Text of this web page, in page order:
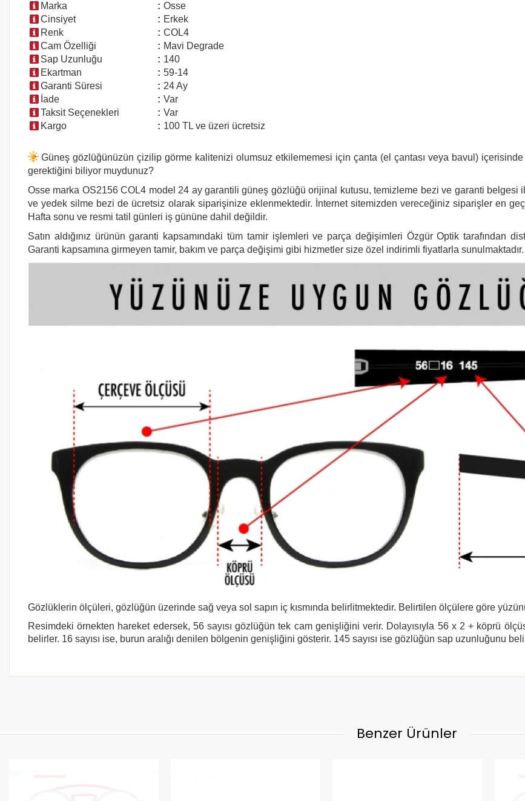
Marka
: Osse
Cinsiyet
: Erkek
Renk
: COL4
Cam Özelliği
: Mavi Degrade
Sap Uzunluğu
: 140
Ekartman
: 59-14
Garanti Süresi
: 24 Ay
İade
: Var
Taksit Seçenekleri
: Var
Kargo
: 100 TL ve üzeri ücretsiz
Güneş gözlüğünüzün çizilip görme kalitenizi olumsuz etkilememesi için çanta (el çantası veya bavul) içerisinde
gerektiğini biliyor muydunuz?
Osse marka OS2156 COL4 model 24 ay garantili güneş gözlüğü orijinal kutusu, temizleme bezi ve garanti belgesi
ve yedek silme bezi de ücretsiz olarak siparişinize eklenmektedir. İnternet sitemizden vereceğiniz siparişler en
Hafta sonu ve resmi tatil günleri iş gününe dahil değildir.
Satın aldığınız ürünün garanti kapsamındaki tüm tamir işlemleri ve parça değişimleri Özgür Optik tarafından
Garanti kapsamına girmeyen tamir, bakım ve parça değişimi gibi hizmetler size özel indirimli fiyatlarla sunulmaktadır.
Gözlüklerin ölçüleri, gözlüğün üzerinde sağ veya sol sapın iç kısmında belirlitmektedir. Belirtilen ölçülere göre
Resimdeki örnekten hareket edersek, 56 sayısı gözlüğün tek cam genişliğini verir. Dolayısıyla 56 x 2 + köprü
belirler. 16 sayısı ise, burun aralığı denilen bölgenin genişliğini gösterir. 145 sayısı ise gözlüğün sap uzunluğunu
Benzer Ürünler